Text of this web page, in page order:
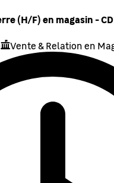
(H/F) en magasin -
Vente & Relation en